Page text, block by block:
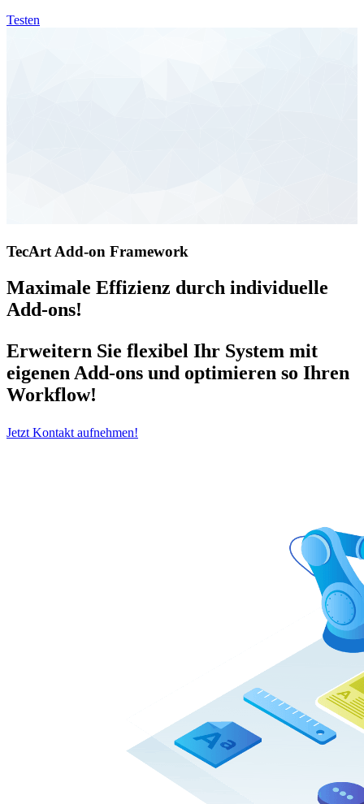
Testen
TecArt Add-on Framework
Maximale Effizienz durch individuelle
Add-ons!
Erweitern Sie flexibel Ihr System mit
eigenen Add-ons und optimieren so Ihren
Workflow!
Jetzt Kontakt aufnehmen!